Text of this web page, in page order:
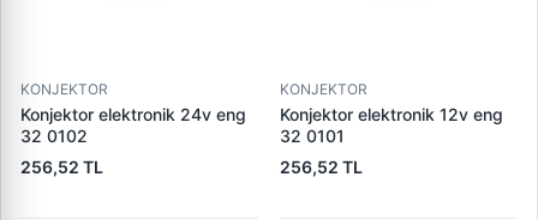
KONJEKTOR
Konjektor elektronik 24v eng
32 0102
256,52 TL
KONJEKTOR
Konjektor elektronik 12v eng
32 0101
256,52 TL